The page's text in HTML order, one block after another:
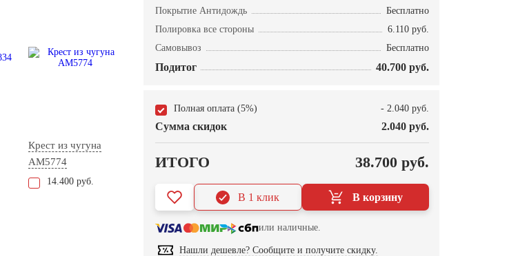
Крест из чугуна
AM5774
14.400 руб.
Покрытие Антидождь
Бесплатно
Полировка все стороны
6.110 руб.
Самовывоз
Бесплатно
Подитог 40.700 руб.
Полная оплата (5%) - 2.040 руб.
Сумма скидок 2.040 руб.
ИТОГО 38.700 руб.
В корзину
В 1 клик
или наличные.
Нашли дешевле? Сообщите и получите скидку.